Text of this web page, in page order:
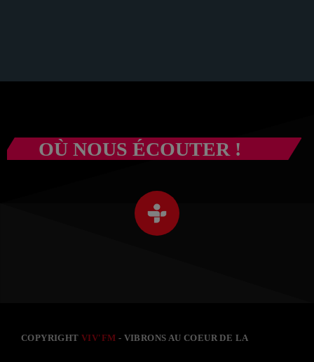
OÙ NOUS ÉCOUTER !
COPYRIGHTVIV'FM - VIBRONS AU COEUR DE LA